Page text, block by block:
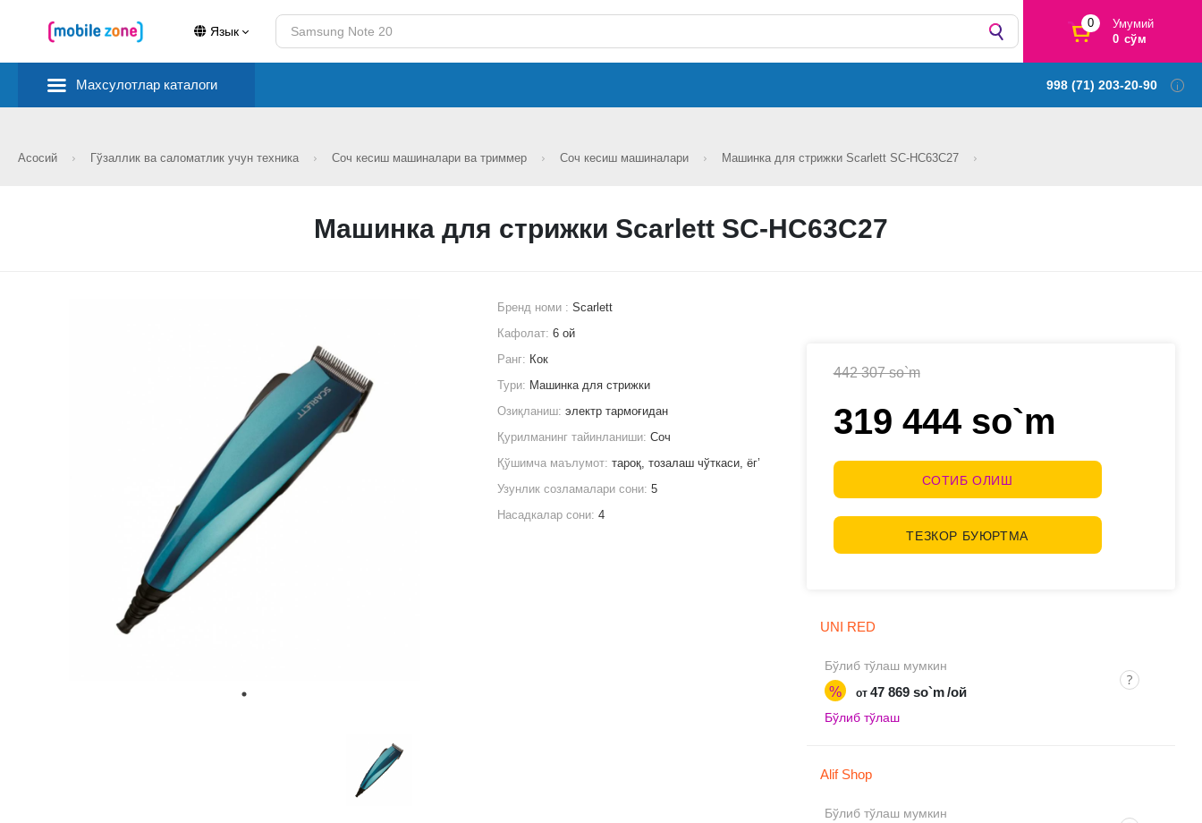
Язык
0
Умумий
0 сўм
Махсулотлар каталоги 998 (71) 203-20-90
Асосий Гўзаллик ва саломатлик учун техника Соч кесиш машиналари ва триммер Соч кесиш машиналари Машинка для стрижки Scarlett SC-HC63C27
Машинка для стрижки Scarlett SC-HC63C27
442 307 so`m
319 444 so`m
СОТИБ ОЛИШ
ТЕЗКОР БУЮРТМА
UNI RED
Бўлиб тўлаш мумкин
% от 47 869 so`m /ой
Бўлиб тўлаш
Alif Shop
Бўлиб тўлаш мумкин
Бренд номи :Scarlett
Кафолат:6 ой
Ранг: Кок
Тури: Машинка для стрижки
Озиқланиш:электр тармоғидан
Қурилманинг тайинланиши:Соч
Қўшимча маълумот:тароқ, тозалаш чўткаси, ёг’
Узунлик созламалари сони:5
Насадкалар сони:4